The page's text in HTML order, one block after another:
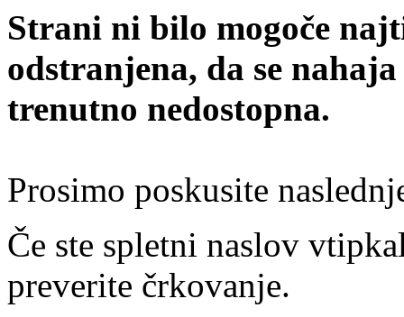
Strani ni bilo mogoče
odstranjena, da se
trenutno nedostopna.
Prosimo poskusite
Če ste spletni naslov
preverite črkovanje.